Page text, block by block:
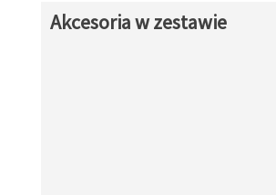
Akcesoria w zestawie